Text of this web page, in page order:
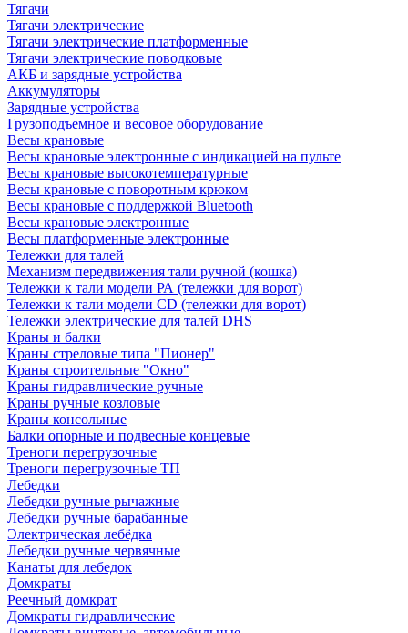
Тягачи
Тягачи электрические
Тягачи электрические платформенные
Тягачи электрические поводковые
АКБ и зарядные устройства
Аккумуляторы
Зарядные устройства
Грузоподъемное и весовое оборудование
Весы крановые
Весы крановые электронные с индикацией на пульте
Весы крановые высокотемпературные
Весы крановые с поворотным крюком
Весы крановые с поддержкой Bluetooth
Весы крановые электронные
Весы платформенные электронные
Тележки для талей
Механизм передвижения тали ручной (кошка)
Тележки к тали модели РА (тележки для ворот)
Тележки к тали модели CD (тележки для ворот)
Тележки электрические для талей DHS
Краны и балки
Краны стреловые типа "Пионер"
Краны строительные "Окно"
Краны гидравлические ручные
Краны ручные козловые
Краны консольные
Балки опорные и подвесные концевые
Треноги перегрузочные
Треноги перегрузочные ТП
Лебедки
Лебедки ручные рычажные
Лебедки ручные барабанные
Электрическая лебёдка
Лебедки ручные червячные
Канаты для лебедок
Домкраты
Реечный домкрат
Домкраты гидравлические